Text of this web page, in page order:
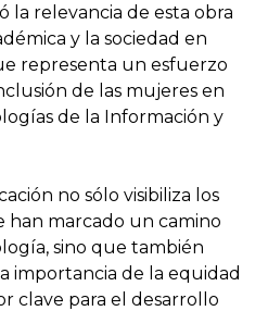
la relevancia de esta obra
y la sociedad en
representa un esfuerzo
de las mujeres en
de la Información y
no sólo visibiliza los
han marcado un camino
sino que también
importancia de la equidad
clave para el desarrollo